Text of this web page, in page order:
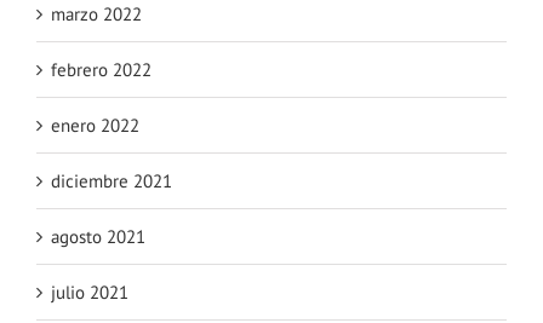
marzo 2022
febrero 2022
enero 2022
diciembre 2021
agosto 2021
julio 2021